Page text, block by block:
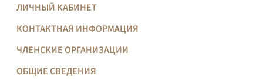
ЛИЧНЫЙ КАБИНЕТ
КОНТАКТНАЯ ИНФОРМАЦИЯ
ЧЛЕНСКИЕ ОРГАНИЗАЦИИ
ОБЩИЕ СВЕДЕНИЯ